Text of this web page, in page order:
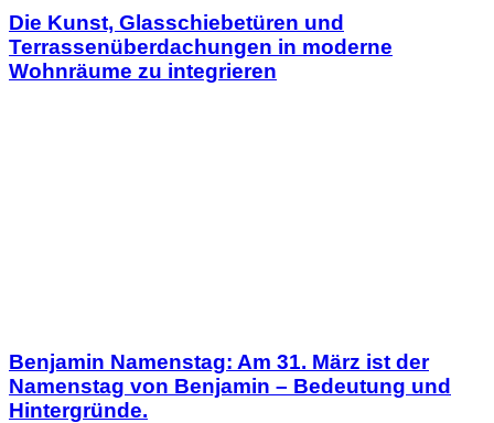
Die Kunst, Glasschiebetüren und
Terrassenüberdachungen in moderne
Wohnräume zu integrieren
Benjamin Namenstag: Am 31. März ist der
Namenstag von Benjamin – Bedeutung und
Hintergründe.